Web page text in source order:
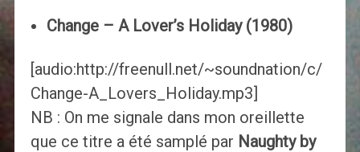
Change – A Lover’s Holiday (1980)
[audio:http://freenull.net/~soundnation/c/
Change-A_Lovers_Holiday.mp3]
NB : On me signale dans mon oreillette
que ce titre a été samplé par Naughty by